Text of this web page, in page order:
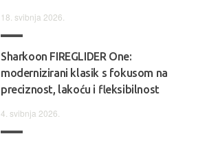
18. svibnja 2026.
Sharkoon FIREGLIDER One:
modernizirani klasik s fokusom na
preciznost, lakoću i fleksibilnost
4. svibnja 2026.